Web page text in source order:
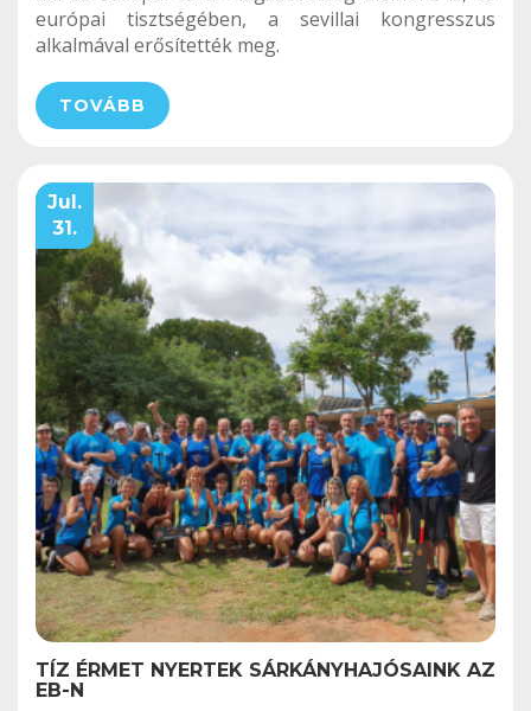
európai tisztségében, a sevillai kongresszus
alkalmával erősítették meg.
TOVÁBB
Jul.
31.
TÍZ ÉRMET NYERTEK SÁRKÁNYHAJÓSAINK AZ
EB-N